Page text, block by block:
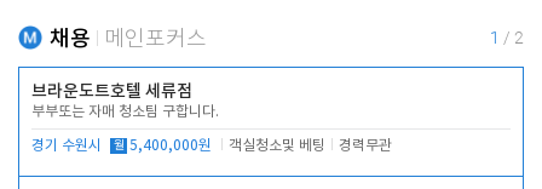
채용 메인포커스 1 / 2
브라운도트호텔 세류점
부부또는 자매 청소팀 구합니다.
경기 수원시 월 5,400,000원 객실청소및 베팅 경력무관